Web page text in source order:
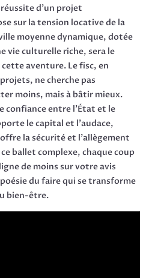
d’un projet
sur la tension locative de la
moyenne dynamique, dotée
vie culturelle riche, sera le
aventure. Le fisc, en
ne cherche pas
moins, mais à bâtir mieux.
confiance entre l’État et le
le capital et l’audace,
la sécurité et l’allègement
ballet complexe, chaque coup
de moins sur votre avis
du faire qui se transforme
bien-être.